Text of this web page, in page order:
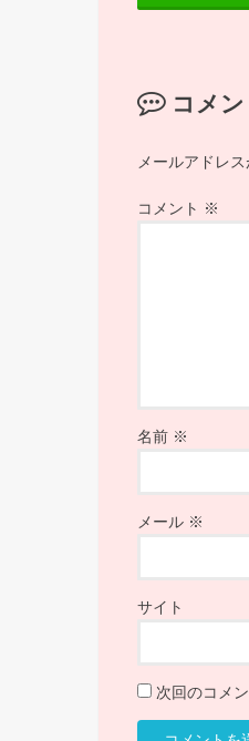
コメ
メールアドレ
コメント ※
名前 ※
メール ※
サイト
次回のコメ